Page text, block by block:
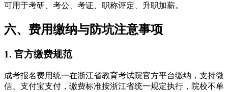
可用于考研、考公、考证、职称评定、升职加薪。
六、费用缴纳与防坑注意事项
1. 官方缴费规范
成考报名费用统一在浙江省教育考试院官方平台缴纳，支持微
信、支付宝支付，缴费标准按浙江省统一规定执行，院校不单